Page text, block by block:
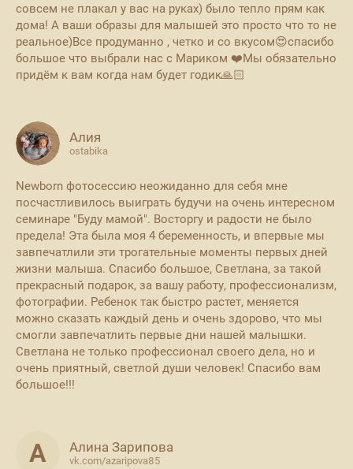
совсем не плакал у вас на руках) было тепло прям как
дома! А ваши образы для малышей это просто что то не
реальное)Все продуманно , четко и со вкусом😍спасибо
большое что выбрали нас с Мариком ❤️Мы обязательно
придём к вам когда нам будет годик🙏🏻
Алия
ostabika
Newborn фотосессию неожиданно для себя мне
посчастливилось выиграть будучи на очень интересном
семинаре "Буду мамой". Восторгу и радости не было
предела! Эта была моя 4 беременность, и впервые мы
завпечатлили эти трогательные моменты первых дней
жизни малыша. Спасибо большое, Светлана, за такой
прекрасный подарок, за вашу работу, профессионализм,
фотографии. Ребенок так быстро растет, меняется
можно сказать каждый день и очень здорово, что мы
смогли завпечатлить первые дни нашей малышки.
Светлана не только профессионал своего дела, но и
очень приятный, светлой души человек! Спасибо вам
большое!!!
А Алина Зарипова
vk.com/azaripova85